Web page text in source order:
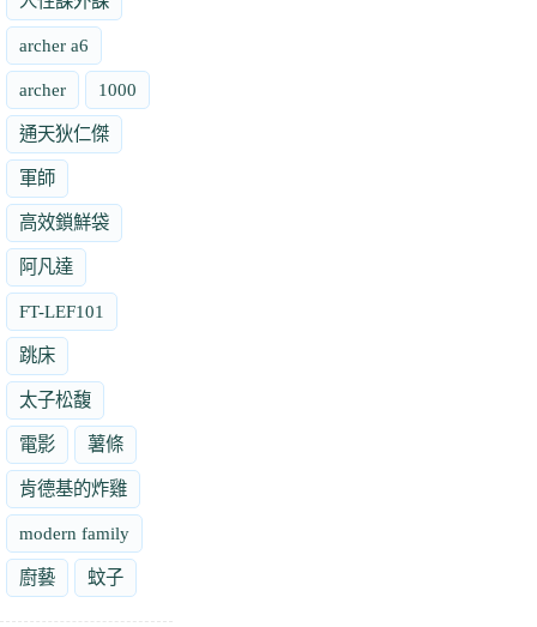
archer a6
archer 1000
通天狄仁傑
軍師
高效鎖鮮袋
阿凡達
FT-LEF101
跳床
太子松馥
電影 薯條
肯德基的炸雞
modern family
廚藝 蚊子